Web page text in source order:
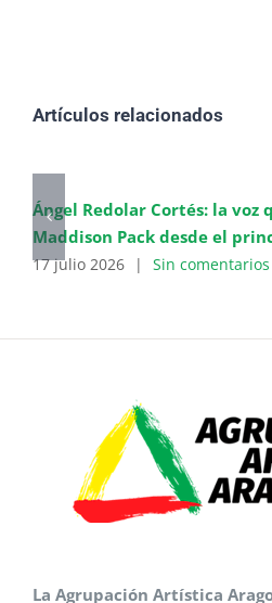
Artículos relacionados
Ángel Redolar Cortés: la voz
Maddison Pack desde el
17 julio 2026 | Sin comentarios
La Agrupación Artística